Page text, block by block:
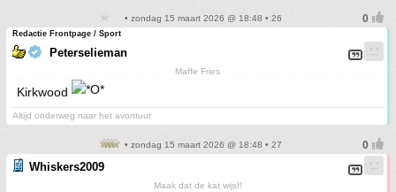
• zondag 15 maart 2026 @ 18:48 • 26
Redactie Frontpage / Sport
Peterselieman
Maffe Fries
Kirkwood
Altijd onderweg naar het avontuur
• zondag 15 maart 2026 @ 18:48 • 27
Whiskers2009
Maak dat de kat wijs!!